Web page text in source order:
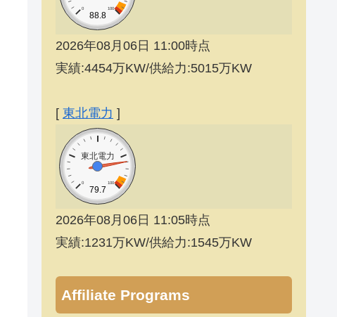
0 100
88.8
2026年08月06日 11:00時点
実績:4454万KW/供給力:5015万KW
[ 東北電力 ]
東北電力
0 100
79.7
2026年08月06日 11:05時点
実績:1231万KW/供給力:1545万KW
Affiliate Programs